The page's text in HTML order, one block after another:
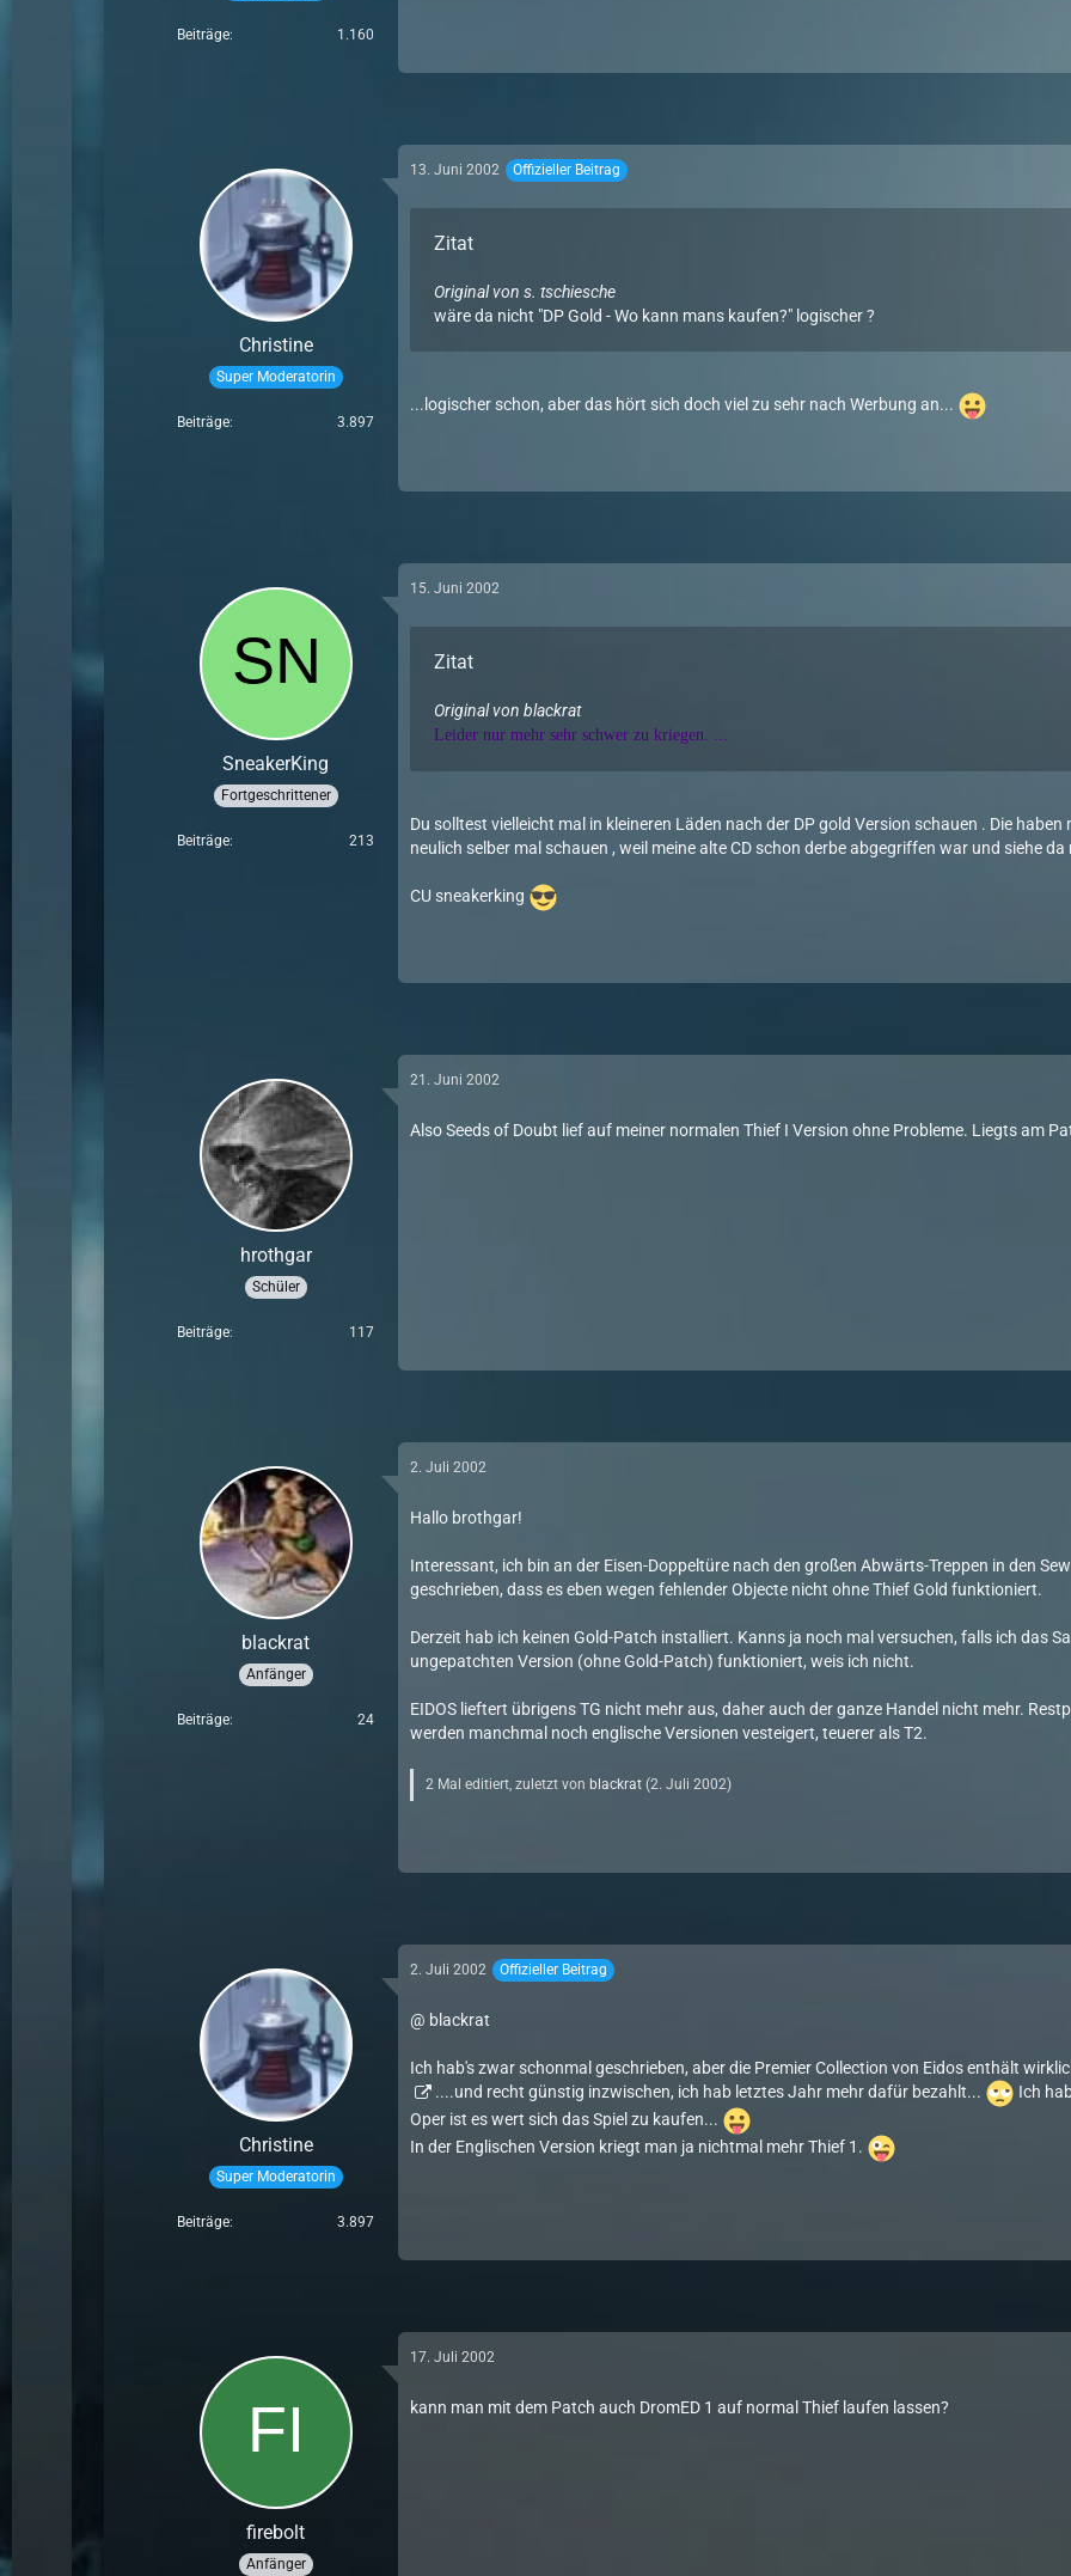
Beiträge 1.160
Christine
Super Moderatorin
Beiträge 3.897
13. Juni 2002 Offizieller Beitrag
Zitat
Original von s. tschiesche
wäre da nicht "DP Gold - Wo kann mans kaufen?" logischer ?
...logischer schon, aber das hört sich doch viel zu sehr nach Werbung an...
SneakerKing
Fortgeschrittener
Beiträge 213
15. Juni 2002
Zitat
Original von blackrat
Leider nur mehr sehr schwer zu kriegen. ...
Du solltest vielleicht mal in kleineren Läden nach der DP gold Version schauen . Die
neulich selber mal schauen , weil meine alte CD schon derbe abgegriffen war und siehe
CU sneakerking
hrothgar
Schüler
Beiträge 117
21. Juni 2002
Also Seeds of Doubt lief auf meiner normalen Thief I Version ohne Probleme. Liegts am
blackrat
Anfänger
Beiträge 24
2. Juli 2002
Hallo brothgar!
Interessant, ich bin an der Eisen-Doppeltüre nach den großen Abwärts-Treppen in den
geschrieben, dass es eben wegen fehlender Objecte nicht ohne Thief Gold funktioniert.
Derzeit hab ich keinen Gold-Patch installiert. Kanns ja noch mal versuchen, falls ich das
ungepatchten Version (ohne Gold-Patch) funktioniert, weis ich nicht.
EIDOS lieftert übrigens TG nicht mehr aus, daher auch der ganze Handel nicht mehr.
werden manchmal noch englische Versionen vesteigert, teuerer als T2.
2 Mal editiert, zuletzt von blackrat (2. Juli 2002)
Christine
Super Moderatorin
Beiträge 3.897
2. Juli 2002 Offizieller Beitrag
@ blackrat
Ich hab's zwar schonmal geschrieben, aber die Premier Collection von Eidos enthält
....und recht günstig inzwischen, ich hab letztes Jahr mehr dafür bezahlt...
Ich
Oper ist es wert sich das Spiel zu kaufen...
In der Englischen Version kriegt man ja nichtmal mehr Thief 1.
firebolt
Anfänger
17. Juli 2002
kann man mit dem Patch auch DromED 1 auf normal Thief laufen lassen?